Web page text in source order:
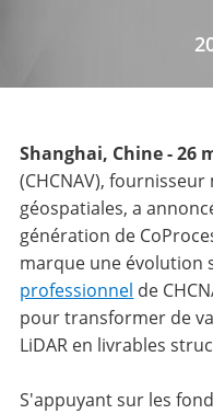
Shanghai, Chine - 26
(CHCNAV),
géospatiales, a
génération de
marque une évolution
professionnel de
pour transformer de
LiDAR en livrables
S'appuyant sur les